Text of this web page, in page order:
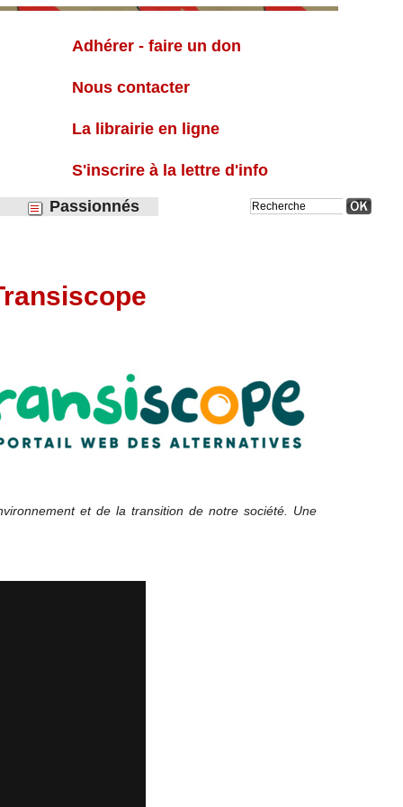
Adhérer - faire un don
Nous contacter
La librairie en ligne
S'inscrire à la lettre d'info
Passionnés
et de la transition de notre société. Une